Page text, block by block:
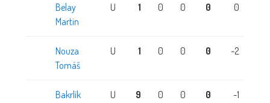
Belay
Martin
U 1 0 0 0 0
Nouza
Tomáš
U 1 0 0 0 -2
Bakrlík
U 9 0 0 0 -1